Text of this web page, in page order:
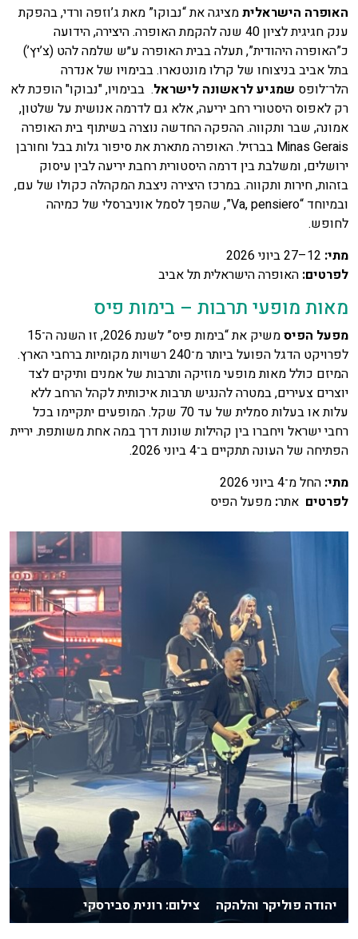
האופרה הישראליתמציגה את “נבוקו” מאת ג’וזפה ורדי, בהפקת
ענק חגיגית לציון 40 שנה להקמת האופרה. היצירה, הידועה
כ”האופרה היהודית”, תעלה בבית האופרה ע״ש שלמה להט (צ’יץ’)
בתל אביב בניצוחו של קרלו מונטנארו. בבימויו של אנדרה
הלר־לופס שמגיע לראשונה לישראל. בבימויו, "נבוקו" הופכת לא
רק לאפוס היסטורי רחב יריעה, אלא גם לדרמה אנושית על שלטון,
אמונה, שבר ותקווה. ההפקה החדשה נוצרה בשיתוף בית האופרה
Minas Gerais בברזיל. האופרה מתארת את סיפור גלות בבל וחורבן
ירושלים, ומשלבת בין דרמה היסטורית רחבת יריעה לבין עיסוק
בזהות, חירות ותקווה. במרכז היצירה ניצבת המקהלה כקולו של עם,
ובמיוחד “Va, pensiero”, שהפך לסמל אוניברסלי של כמיהה
לחופש.
מתי:
לפרטים: האופרה הישראלית תל אביב
מאות מופעי תרבות – בימות פיס
מפעל הפיס
משיק את “בימות פיס” לשנת 2026, זו השנה ה־15
לפרויקט הדגל הפועל ביותר מ־240 רשויות מקומיות ברחבי הארץ.
המיזם כולל מאות מופעי מוזיקה ותרבות של אמנים ותיקים לצד
יוצרים צעירים, במטרה להנגיש תרבות איכותית לקהל הרחב ללא
עלות או בעלות סמלית של עד 70 שקל. המופעים יתקיימו בכל
רחבי ישראל ויחברו בין קהילות שונות דרך במה אחת משותפת. יריית
הפתיחה של העונה תתקיים ב־4 ביוני 2026.
מתי: החל מ־4 ביוני 2026
לפרטים אתר: מפעל הפיס
יהודה פוליקר והלהקה צילום: רונית סבירסקי